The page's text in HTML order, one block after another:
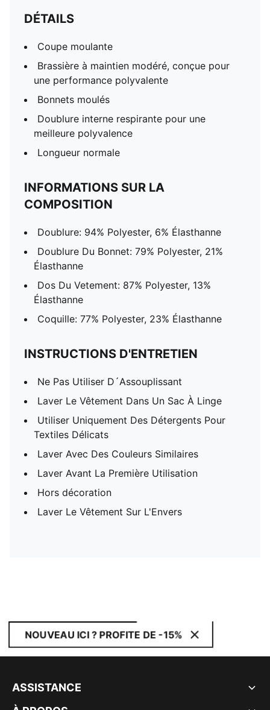
DÉTAILS
Coupe moulante
Brassière à maintien modéré, conçue pour
une performance polyvalente
Bonnets moulés
Doublure interne respirante pour une
meilleure polyvalence
Longueur normale
INFORMATIONS SUR LA
COMPOSITION
Doublure: 94% Polyester, 6% Élasthanne
Doublure Du Bonnet: 79% Polyester, 21%
Élasthanne
Dos Du Vetement: 87% Polyester, 13%
Élasthanne
Coquille: 77% Polyester, 23% Élasthanne
INSTRUCTIONS D'ENTRETIEN
Ne Pas Utiliser D´Assouplissant
Laver Le Vêtement Dans Un Sac À Linge
Utiliser Uniquement Des Détergents Pour
Textiles Délicats
Laver Avec Des Couleurs Similaires
Laver Avant La Première Utilisation
Hors décoration
Laver Le Vêtement Sur L'Envers
NOUVEAU ICI ? PROFITE DE -15%
ASSISTANCE